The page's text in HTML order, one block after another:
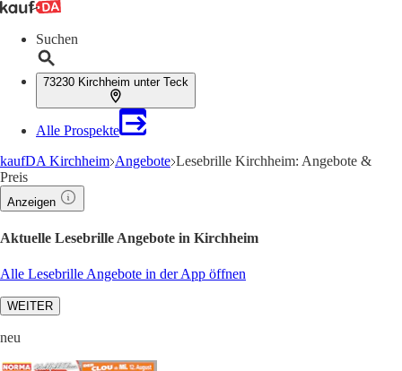
Suchen
73230 Kirchheim unter Teck
Alle Prospekte
kaufDA Kirchheim Angebote Lesebrille Kirchheim: Angebote &
Preis
Anzeigen
Aktuelle Lesebrille Angebote in Kirchheim
Alle Lesebrille Angebote in der App öffnen
WEITER
neu